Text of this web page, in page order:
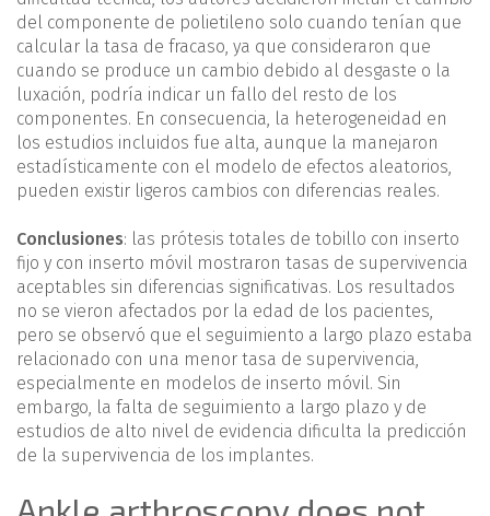
del componente de polietileno solo cuando tenían que
calcular la tasa de fracaso, ya que consideraron que
cuando se produce un cambio debido al desgaste o la
luxación, podría indicar un fallo del resto de los
componentes. En consecuencia, la heterogeneidad en
los estudios incluidos fue alta, aunque la manejaron
estadísticamente con el modelo de efectos aleatorios,
pueden existir ligeros cambios con diferencias reales.
Conclusiones: las prótesis totales de tobillo con inserto
fijo y con inserto móvil mostraron tasas de supervivencia
aceptables sin diferencias significativas. Los resultados
no se vieron afectados por la edad de los pacientes,
pero se observó que el seguimiento a largo plazo estaba
relacionado con una menor tasa de supervivencia,
especialmente en modelos de inserto móvil. Sin
embargo, la falta de seguimiento a largo plazo y de
estudios de alto nivel de evidencia dificulta la predicción
de la supervivencia de los implantes.